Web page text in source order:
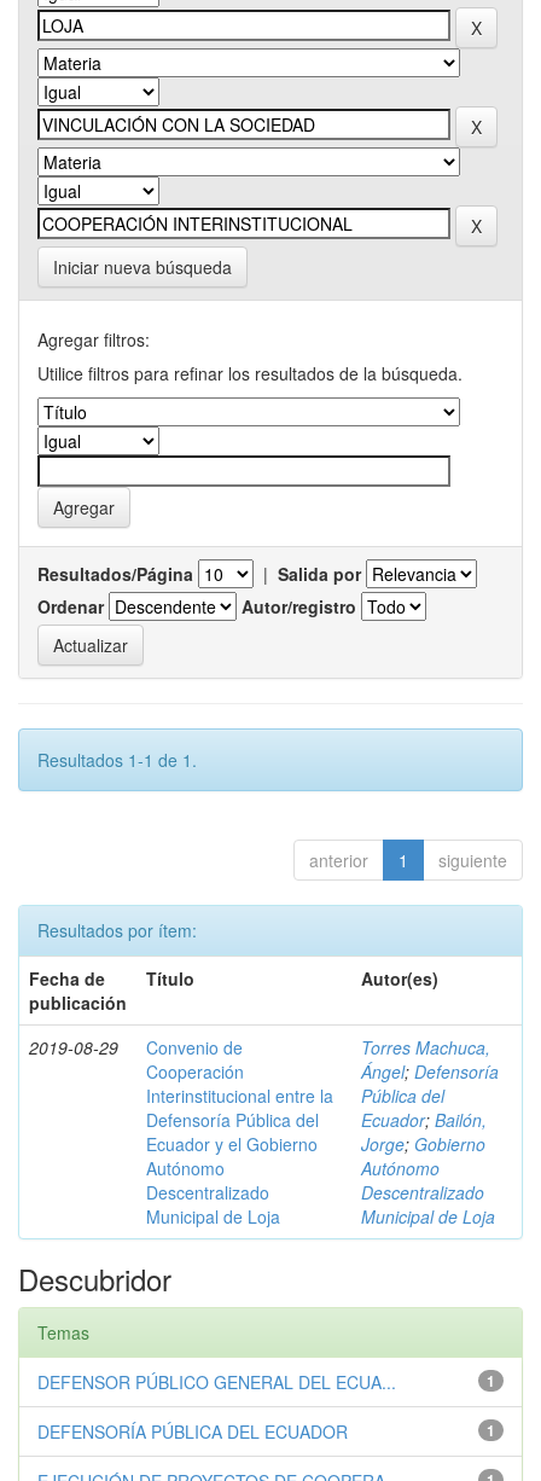
Iniciar nueva búsqueda
Agregar filtros:
Utilice filtros para refinar los resultados de la búsqueda.
Resultados/Página | Salida por
Ordenar
Autor/registro
Resultados 1-1 de 1.
anterior 1 siguiente
Resultados por ítem:
Fecha de
publicación
Título Autor(es)
2019-08-29
Convenio de
Cooperación
Interinstitucional entre la
Defensoría Pública del
Ecuador y el Gobierno
Autónomo
Descentralizado
Municipal de Loja
Torres Machuca,
Ángel; Defensoría
Pública del
Ecuador; Bailón,
Jorge; Gobierno
Autónomo
Descentralizado
Municipal de Loja
Descubridor
Temas
1
DEFENSOR PÚBLICO GENERAL DEL ECUA...
1
DEFENSORÍA PÚBLICA DEL ECUADOR